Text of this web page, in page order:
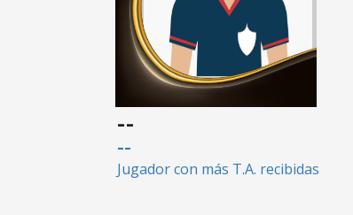
--
--
Jugador con más T.A. recibidas